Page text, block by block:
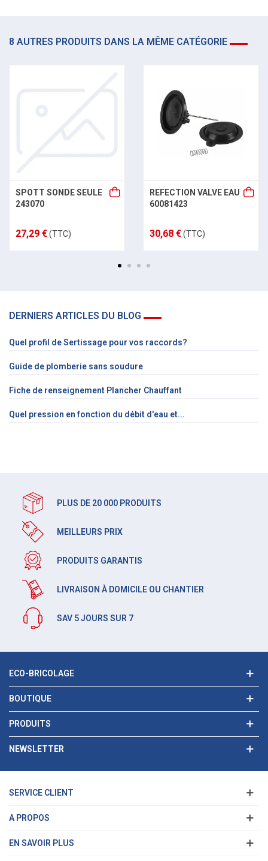
8 AUTRES PRODUITS DANS LA MÊME CATÉGORIE
SPOTT SONDE SEULE
243070
27,29 €(TTC)
REFECTION VALVE EAU
60081423
30,68 €(TTC)
DERNIERS ARTICLES DU BLOG
Quel profil de Sertissage pour vos raccords?
Guide de plomberie sans soudure
Fiche de renseignement Plancher Chauffant
Quel pression en fonction du débit d'eau et...
PLUS DE 20 000 PRODUITS
MEILLEURS PRIX
PRODUITS GARANTIS
LIVRAISON À DOMICILE OU CHANTIER
SAV 5 JOURS SUR 7
ECO-BRICOLAGE
BOUTIQUE
PRODUITS
NEWSLETTER
SERVICE CLIENT
A PROPOS
EN SAVOIR PLUS